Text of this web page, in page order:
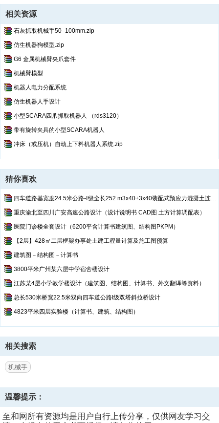
相关资源
石灰抓取机械手50–100mm.zip
仿生机器狗模型.zip
G6 金属机械臂夹爪套件
机械臂模型
机器人电力分配系统
仿生机器人手设计
小型SCARA四爪抓取机器人 （rds3120）
带有旋转夹具的小型SCARA机器人
冲床（或压机）自动上下料机器人系统.zip
猜你喜欢
四车道路基宽度24.5米公路-Ⅰ级全长252 m3x40+3x40装配式预应力混凝土连续箱梁（说明书、土方计算表、CAD图纸）
重庆渝北至四川广安高速公路设计（设计说明书 CAD图 土方计算调配表）
医院门诊楼全套设计（6200平含计算书建筑图、结构图PKPM）
【2层】428㎡二层框架办事处土建工程量计算及施工图预算
建筑图－结构图－计算书
3800平米广州某六层中学宿舍楼设计
江苏某4层小学教学楼设计（建筑图、结构图、计算书、外文翻译等资料）
总长530米桥宽22.5米双向四车道公路I级双塔斜拉桥设计
4823平米四层实验楼（计算书、建筑、结构图）
相关搜索
机械手
温馨提示：
至和网所有资源均是用户自行上传分享，仅供网友学习交